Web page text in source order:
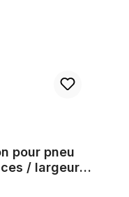
pour pneu
/ largeur